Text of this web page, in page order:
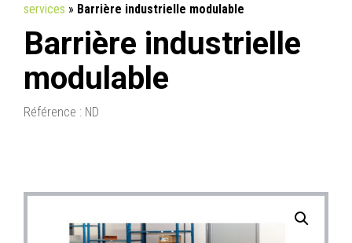
services » Barrière industrielle modulable
Barrière industrielle
modulable
Référence : ND